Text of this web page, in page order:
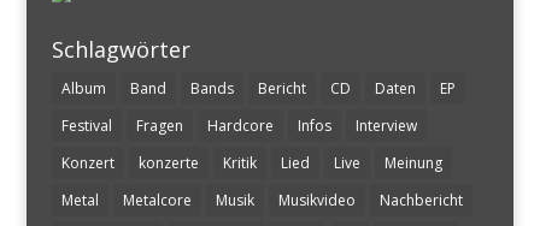
Schlagwörter
Album Band Bands Bericht CD Daten
EP
Festival
Fragen Hardcore Infos
Interview
Konzert
konzerte Kritik Lied Live
Meinung
Metal
Metalcore Musik Musikvideo Nachbericht